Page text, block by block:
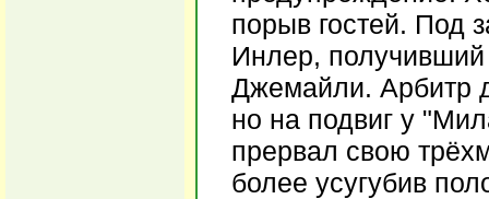
порыв гостей. Под
Инлер,
Джемайли. Арбитр
но на подвиг у
прервал свою
более усугубив